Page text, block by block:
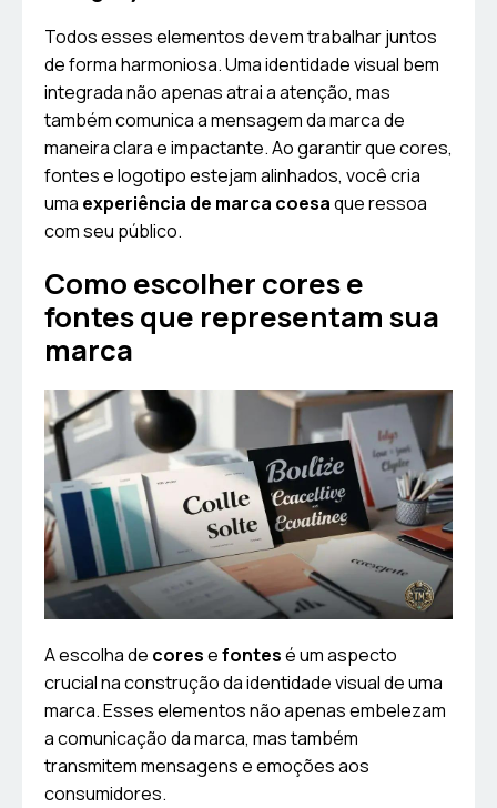
Todos esses elementos devem trabalhar juntos
de forma harmoniosa. Uma identidade visual bem
integrada não apenas atrai a atenção, mas
também comunica a mensagem da marca de
maneira clara e impactante. Ao garantir que cores,
fontes e logotipo estejam alinhados, você cria
uma experiência de marca coesaque ressoa
com seu público.
Como escolher cores e
fontes que representam sua
marca
A escolha de coresefontesé um aspecto
crucial na construção da identidade visual de uma
marca. Esses elementos não apenas embelezam
a comunicação da marca, mas também
transmitem mensagens e emoções aos
consumidores.